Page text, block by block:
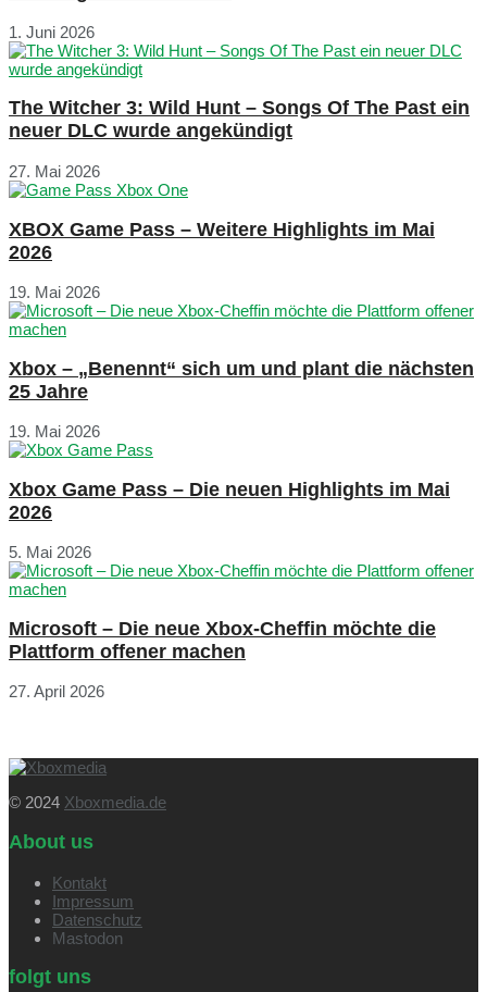
1. Juni 2026
The Witcher 3: Wild Hunt – Songs Of The Past ein
neuer DLC wurde angekündigt
27. Mai 2026
XBOX Game Pass – Weitere Highlights im Mai
2026
19. Mai 2026
Xbox – „Benennt“ sich um und plant die nächsten
25 Jahre
19. Mai 2026
Xbox Game Pass – Die neuen Highlights im Mai
2026
5. Mai 2026
Microsoft – Die neue Xbox-Cheffin möchte die
Plattform offener machen
27. April 2026
© 2024 Xboxmedia.de
About us
Kontakt
Impressum
Datenschutz
Mastodon
folgt uns